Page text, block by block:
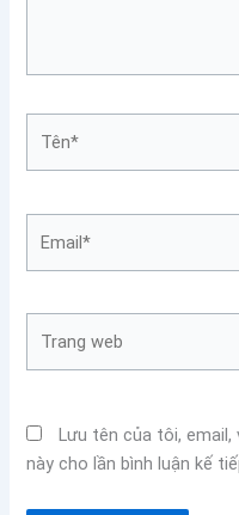
web
Lưu tên của tôi,
này cho lần bình luận kế